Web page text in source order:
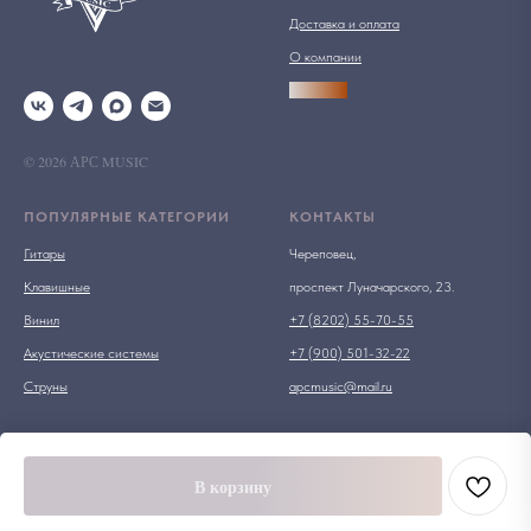
В корзину
© 2026 АРС MUSIC
Доставка и оплата
О компании
ПОПУЛЯРНЫЕ КАТЕГОРИИ
Гитары
Клавишные
Винил
Акустические системы
Струны
КОНТАКТЫ
Череповец,
проспект Луначарского, 23.
+7 (8202) 55-70-55
+7 (900) 501-32-22
apcmusic@mail.ru